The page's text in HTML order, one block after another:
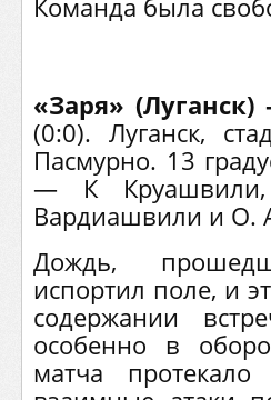
Команда была
«Заря»
(0:0). Луганск,
Пасмурно. 13
— К
Вардиашвили и О.
Дождь,
испортил поле, и
содержании
особенно в
матча